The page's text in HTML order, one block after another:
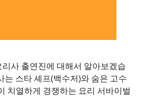
사 출연진에 대해서 알아보겠습
는 스타 셰프(백수저)와 숨은 고수
치열하게 경쟁하는 요리 서바이벌